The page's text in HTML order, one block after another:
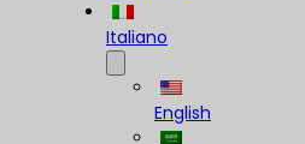
Italiano
English